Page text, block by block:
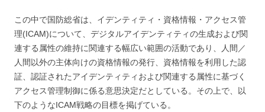
この中で国防総省は、イデンティティ・資格情報・アクセス管
理(ICAM)について、デジタルアイデンティティの生成および関
連する属性の維持に関連する幅広い範囲の活動であり、人間／
人間以外の主体向けの資格情報の発行、資格情報を利用した認
証、認証されたアイデンティティおよび関連する属性に基づく
アクセス管理制御に係る意思決定だとしている。その上で、以
下のようなICAM戦略の目標を掲げている。